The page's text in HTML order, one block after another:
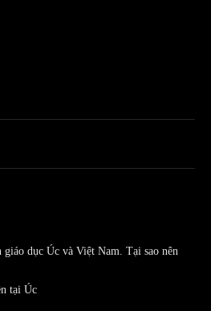
giáo dục Úc và Việt Nam. Tại sao nên
tại Úc